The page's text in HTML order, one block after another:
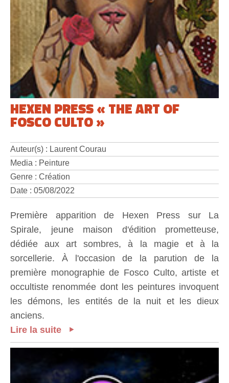
HEXEN PRESS « THE ART OF
FOSCO CULTO »
Auteur(s) : Laurent Courau
Media : Peinture
Genre : Création
Date : 05/08/2022
Première apparition de Hexen Press sur La
Spirale, jeune maison d'édition prometteuse,
dédiée aux art sombres, à la magie et à la
sorcellerie. À l'occasion de la parution de la
première monographie de Fosco Culto, artiste et
occultiste renommée dont les peintures invoquent
les démons, les entités de la nuit et les dieux
anciens.
Lire la suite